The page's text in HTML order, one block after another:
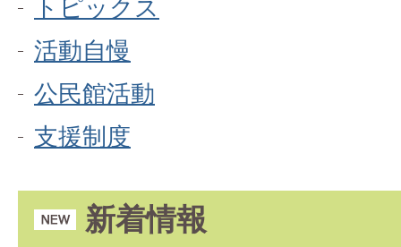
トピックス
活動自慢
公民館活動
支援制度
新着情報